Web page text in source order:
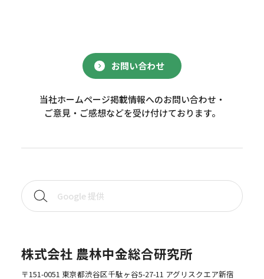
お問い合わせ
当社ホームページ掲載情報へのお問い合わせ・
ご意見・ご感想などを受け付けております。
株式会社 農林中金総合研究所
〒151-0051 東京都渋谷区千駄ヶ谷5-27-11 アグリスクエア新宿